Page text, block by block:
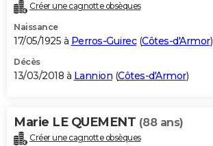
Créer une cagnotte obsèques
Naissance
17/05/1925 à Perros-Guirec(Côtes-d'Armor)
Décès
13/03/2018 à Lannion (Côtes-d'Armor)
Marie LE QUEMENT (88 ans)
Créer une cagnotte obsèques